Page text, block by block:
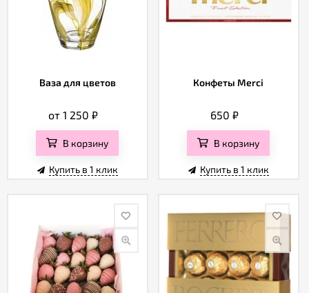
Ваза для цветов
от 1 250₽
В корзину
Купить в 1 клик
Конфеты Merci
650 ₽
В корзину
Купить в 1 клик